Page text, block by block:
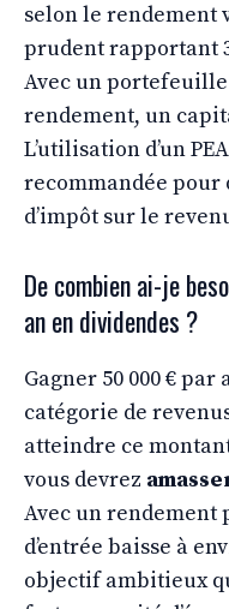
selon le rendement
prudent rapportant
Avec un
rendement, un
L’utilisation d’un
recommandée pour
d’impôt sur le
De combien ai-je
an en dividendes ?
Gagner 50 000 €
catégorie de
atteindre ce
vous devrez
Avec un rendement
d’entrée baisse à
objectif ambitieux